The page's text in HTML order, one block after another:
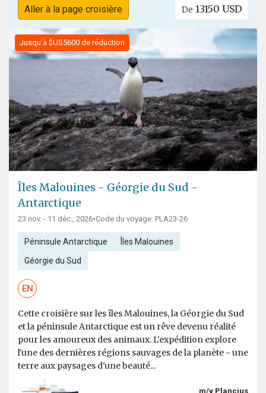
Aller à la page croisière De 13150 USD
Jusqu'à $US5600 de réduction
Îles Malouines - Géorgie du Sud -
Antarctique
23 nov. - 11 déc., 2026•Code du voyage: PLA23-26
Péninsule Antarctique Îles Malouines
Géorgie du Sud
EN
Cette croisière sur les îles Malouines, la Géorgie du Sud
et la péninsule Antarctique est un rêve devenu réalité
pour les amoureux des animaux. L'expédition explore
l'une des dernières régions sauvages de la planète - une
terre aux paysages d'une beauté...
m/v Plancius